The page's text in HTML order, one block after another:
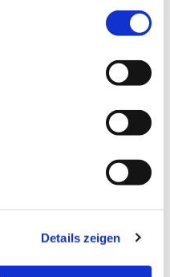
Details zeigen